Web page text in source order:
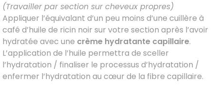
(Travailler par section sur cheveux propres)
Appliquer l’équivalant d’un peu moins d’une cuillère à
café d’huile de ricin noir sur votre section après l’avoir
hydratée avec une crème hydratante capillaire.
L’application de l’huile permettra de sceller
l’hydratation / finaliser le processus d’hydratation /
enfermer l’hydratation au cœur de la fibre capillaire.